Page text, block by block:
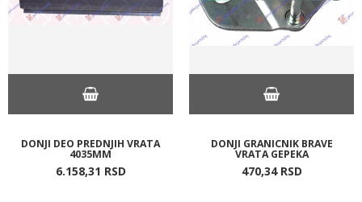
DONJI DEO PREDNJIH VRATA
4035MM
6.158,31 RSD
DONJI GRANICNIK BRAVE
VRATA GEPEKA
470,34 RSD